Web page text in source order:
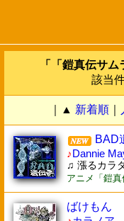
「「鎧真伝サ
該当
｜▲ 新着順
BAD
♪Dannie
♫ 漲るカラ
アニメ「鎧
ばけもん